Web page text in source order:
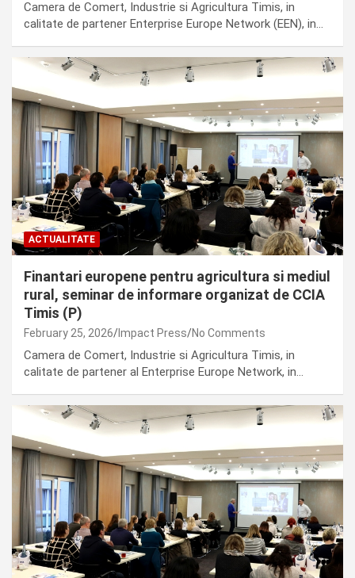
Camera de Comert, Industrie si Agricultura Timis, in
calitate de partener Enterprise Europe Network (EEN), in…
ACTUALITATE
Finantari europene pentru agricultura si mediul
rural, seminar de informare organizat de CCIA
Timis (P)
February 25, 2026 Impact Press No Comments
Camera de Comert, Industrie si Agricultura Timis, in
calitate de partener al Enterprise Europe Network, in…